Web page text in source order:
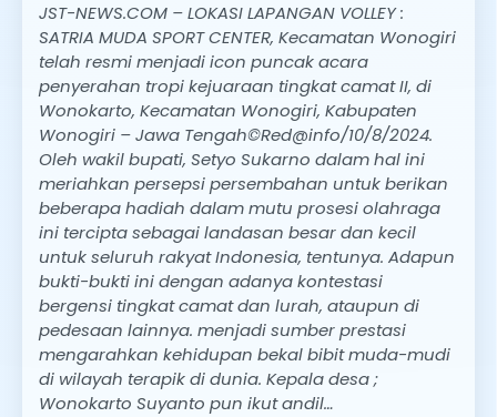
JST-NEWS.COM – LOKASI LAPANGAN VOLLEY :
SATRIA MUDA SPORT CENTER, Kecamatan Wonogiri
telah resmi menjadi icon puncak acara
penyerahan tropi kejuaraan tingkat camat II, di
Wonokarto, Kecamatan Wonogiri, Kabupaten
Wonogiri – Jawa Tengah©Red@info/10/8/2024.
Oleh wakil bupati, Setyo Sukarno dalam hal ini
meriahkan persepsi persembahan untuk berikan
beberapa hadiah dalam mutu prosesi olahraga
ini tercipta sebagai landasan besar dan kecil
untuk seluruh rakyat Indonesia, tentunya. Adapun
bukti-bukti ini dengan adanya kontestasi
bergensi tingkat camat dan lurah, ataupun di
pedesaan lainnya. menjadi sumber prestasi
mengarahkan kehidupan bekal bibit muda-mudi
di wilayah terapik di dunia. Kepala desa ;
Wonokarto Suyanto pun ikut andil…